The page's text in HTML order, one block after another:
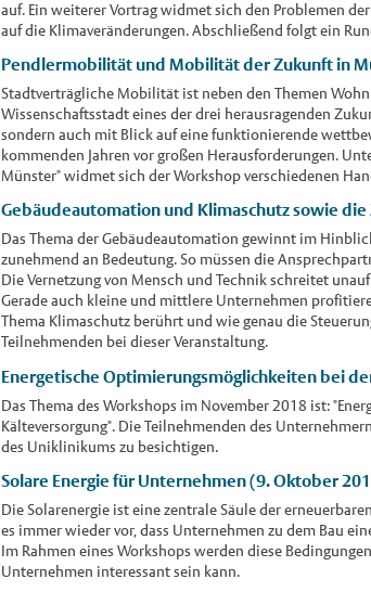
auf. Ein weiterer Vortrag widmet sich den Problemen
auf die Klimaveränderungen. Abschließend folgt ein
Pendlermobilität und Mobilität der Zukunft in
Stadtverträgliche Mobilität ist neben den Themen
Wissenschaftsstadt eines der drei herausragenden
sondern auch mit Blick auf eine funktionierende
kommenden Jahren vor großen Herausforderungen.
Münster" widmet sich der Workshop verschiedenen
Gebäudeautomation und Klimaschutz sowie
Das Thema der Gebäudeautomation gewinnt im
zunehmend an Bedeutung. So müssen die
Die Vernetzung von Mensch und Technik schreitet
Gerade auch kleine und mittlere Unternehmen
Thema Klimaschutz berührt und wie genau die
Teilnehmenden bei dieser Veranstaltung.
Energetische Optimierungsmöglichkeiten bei
Das Thema des Workshops im November 2018 ist:
Kälteversorgung". Die Teilnehmenden des
des Uniklinikums zu besichtigen.
Solare Energie für Unternehmen (9. Oktober
Die Solarenergie ist eine zentrale Säule der
es immer wieder vor, dass Unternehmen zu dem Bau
Im Rahmen eines Workshops werden diese
Unternehmen interessant sein kann.